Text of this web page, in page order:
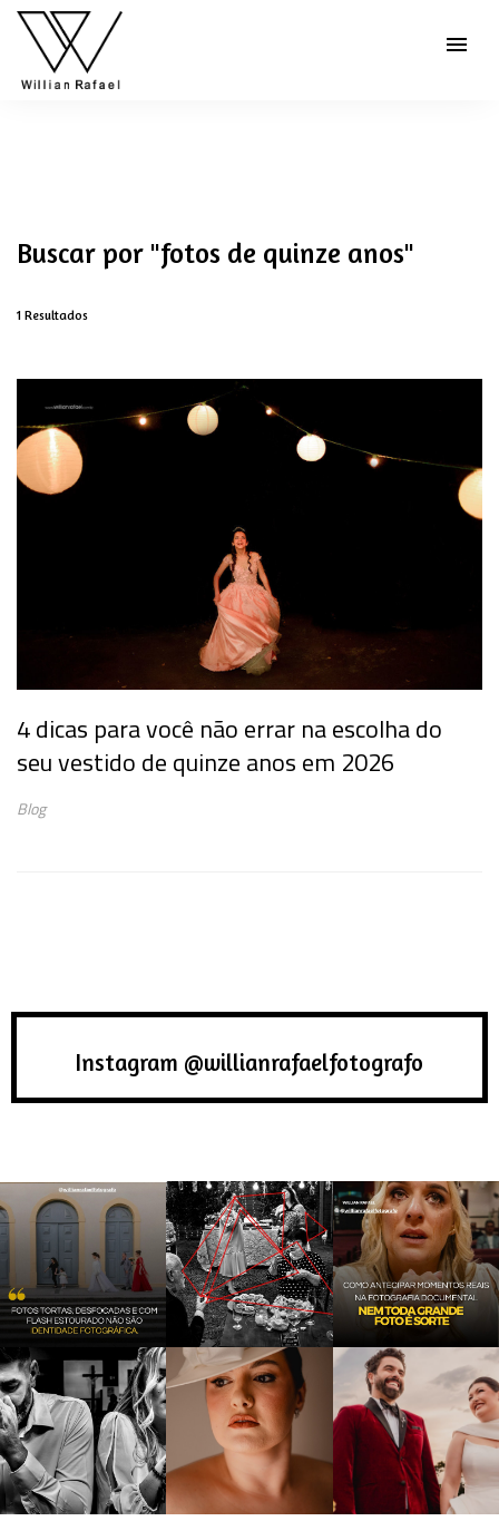
menu
Buscar por "fotos de quinze anos"
1 Resultados
4 dicas para você não errar na escolha do
seu vestido de quinze anos em 2026
Blog
Instagram @willianrafaelfotografo